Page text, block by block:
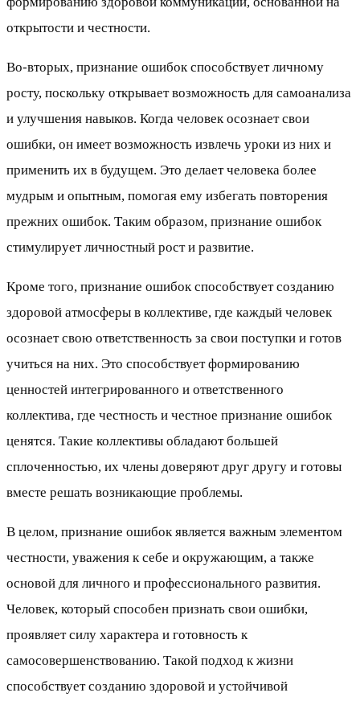
открытости и честности.
Во-вторых, признание ошибок способствует личному
росту, поскольку открывает возможность для самоанализа
и улучшения навыков. Когда человек осознает свои
ошибки, он имеет возможность извлечь уроки из них и
применить их в будущем. Это делает человека более
мудрым и опытным, помогая ему избегать повторения
прежних ошибок. Таким образом, признание ошибок
стимулирует личностный рост и развитие.
Кроме того, признание ошибок способствует созданию
здоровой атмосферы в коллективе, где каждый человек
осознает свою ответственность за свои поступки и готов
учиться на них. Это способствует формированию
ценностей интегрированного и ответственного
коллектива, где честность и честное признание ошибок
ценятся. Такие коллективы обладают большей
сплоченностью, их члены доверяют друг другу и готовы
вместе решать возникающие проблемы.
В целом, признание ошибок является важным элементом
честности, уважения к себе и окружающим, а также
основой для личного и профессионального развития.
Человек, который способен признать свои ошибки,
проявляет силу характера и готовность к
самосовершенствованию. Такой подход к жизни
способствует созданию здоровой и устойчивой